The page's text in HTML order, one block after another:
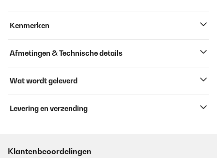
Kenmerken
Afmetingen & Technische details
Wat wordt geleverd
Levering en verzending
Klantenbeoordelingen